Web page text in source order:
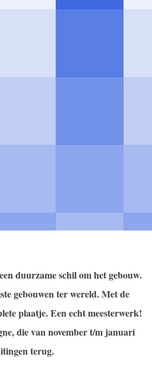
duurzame schil om het gebouw.
gebouwen ter wereld. Met de
plaatje. Een echt meesterwerk!
die van november t/m januari
terug.